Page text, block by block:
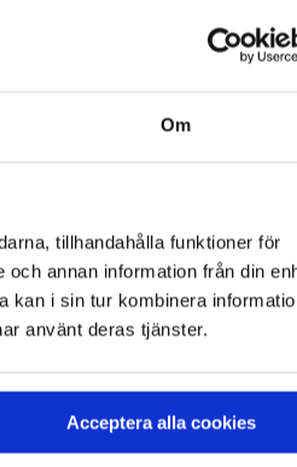
Om
tillhandahålla funktioner för
annan information från din
kan i sin tur kombinera
använt deras tjänster.
Acceptera alla cookies
Färg - Grön